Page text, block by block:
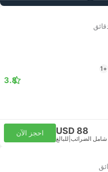
+1
3.8
USD 88
شامل الضرائب للبالغ
احجز الآن